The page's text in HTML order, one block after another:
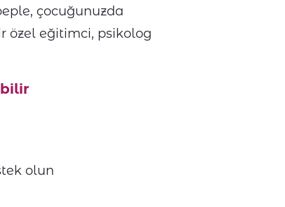
çocuğunuzda
özel eğitimci, psikolog
olun